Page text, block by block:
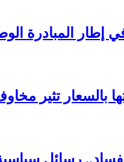
المبادرة
بالسعار تثير
رسائل